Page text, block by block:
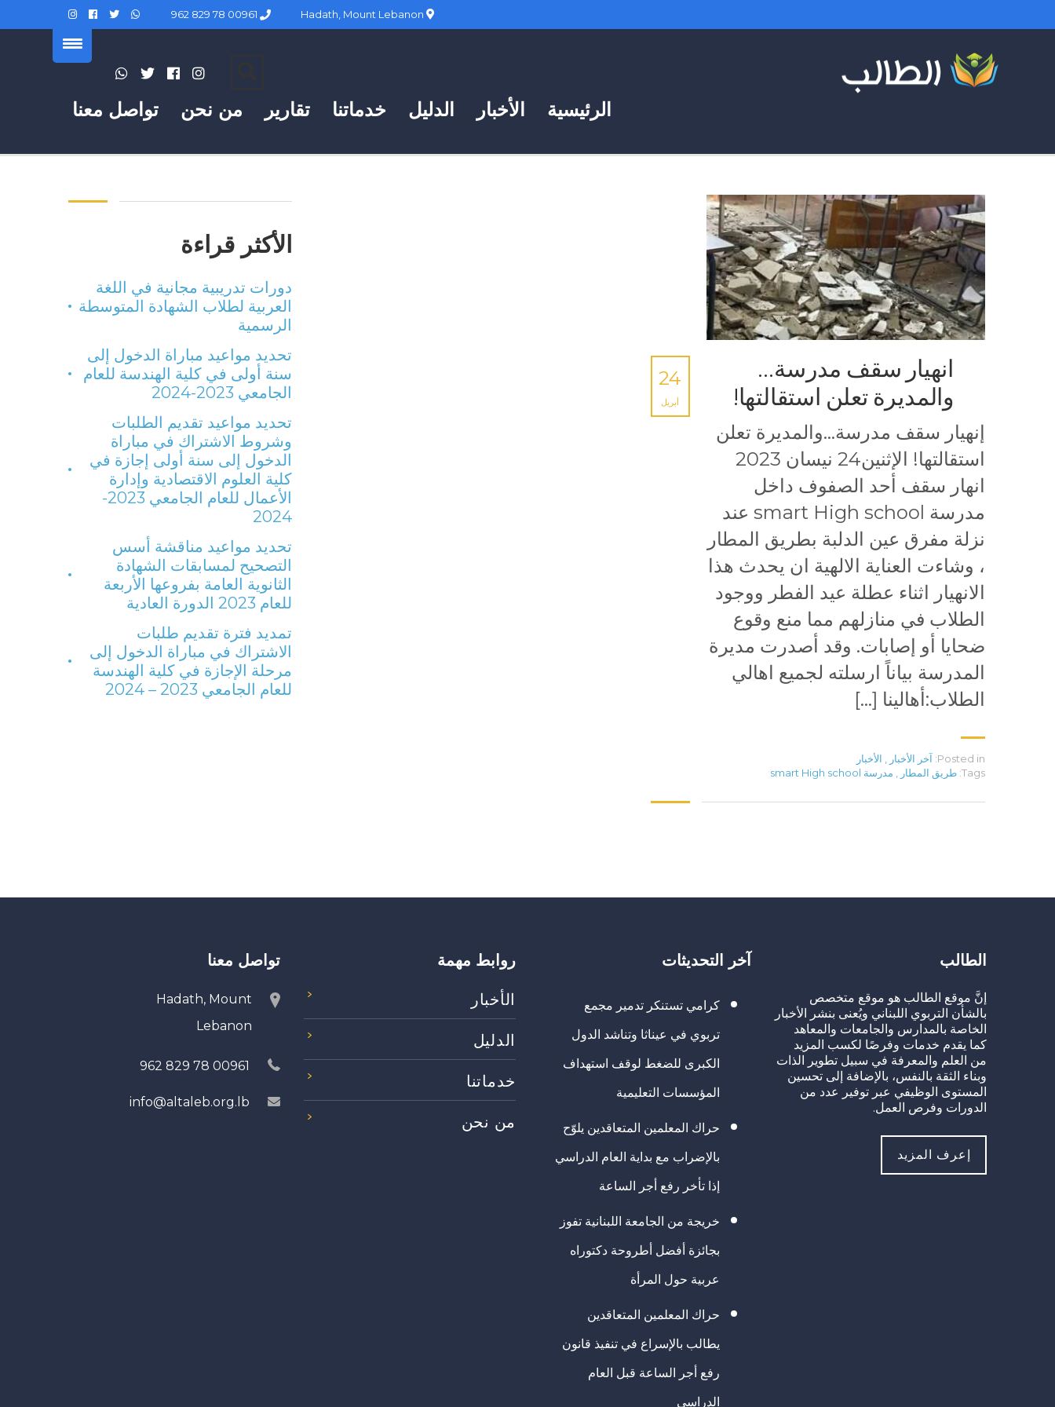
تواصل معنا من نحن تقارير خدماتنا الدليل الأخبار الرئيسية
انهيار سقف مدرسة…
والمديرة تعلن استقالتها!
24
أبريل
إنهيار سقف مدرسة…والمديرة تعلن
استقالتها! الإثنين24 نيسان 2023
انهار سقف أحد الصفوف داخل
مدرسة smart High school عند
نزلة مفرق عين الدلبة بطريق المطار
، وشاءت العناية الالهية ان يحدث هذا
الانهيار اثناء عطلة عيد الفطر ووجود
الطلاب في منازلهم مما منع وقوع
ضحايا أو إصابات. وقد أصدرت مديرة
المدرسة بياناً ارسلته لجميع اهالي
الطلاب:أهالينا […]
Posted in: آخر الأخبار
الأخبار
Tags: طريق المطار مدرسة smart High school
الأكثر قراءة
دورات تدريبية مجانية في اللغة
العربية لطلاب الشهادة المتوسطة
الرسمية
تحديد مواعيد مباراة الدخول إلى
سنة أولى في كلية الهندسة للعام
الجامعي 2023-2024
تحديد مواعيد تقديم الطلبات
وشروط الاشتراك في مباراة
الدخول إلى سنة أولى إجازة في
كلية العلوم الاقتصادية وإدارة
الأعمال للعام الجامعي 2023-
2024
تحديد مواعيد مناقشة أسس
التصحيح لمسابقات الشهادة
الثانوية العامة بفروعها الأربعة
للعام 2023 الدورة العادية
تمديد فترة تقديم طلبات
الاشتراك في مباراة الدخول إلى
مرحلة الإجازة في كلية الهندسة
للعام الجامعي 2023 – 2024
الطالب
إنَّ موقع الطالب هو موقع متخصص
بالشأن التربوي اللبناني ويُعنى بنشر الأخبار
الخاصة بالمدارس والجامعات والمعاهد
كما يقدم خدمات وفرصًا لكسب المزيد
من العلم والمعرفة في سبيل تطوير الذات
وبناء الثقة بالنفس، بالإضافة إلى تحسين
المستوى الوظيفي عبر توفير عدد من
الدورات وفرص العمل.
إعرف المزيد
آخر التحديثات
كرامي تستنكر تدمير مجمع
تربوي في عيناثا وتناشد الدول
الكبرى للضغط لوقف استهداف
المؤسسات التعليمية
حراك المعلمين المتعاقدين يلوّح
بالإضراب مع بداية العام الدراسي
إذا تأخر رفع أجر الساعة
خريجة من الجامعة اللبنانية تفوز
بجائزة أفضل أطروحة دكتوراه
عربية حول المرأة
حراك المعلمين المتعاقدين
يطالب بالإسراع في تنفيذ قانون
رفع أجر الساعة قبل العام
الدراسي
روابط مهمة
الأخبار
الدليل
خدماتنا
من نحن
تواصل معنا
Hadath, Mount
Lebanon
00961 78 829 962
info@altaleb.org.lb